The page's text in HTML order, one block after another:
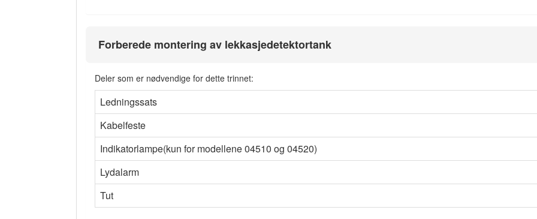
Forberede montering av lekkasjedetektortank
Deler som er nødvendige for dette trinnet:
Ledningssats
Kabelfeste
Indikatorlampe(kun for modellene 04510 og 04520)
Lydalarm
Tut